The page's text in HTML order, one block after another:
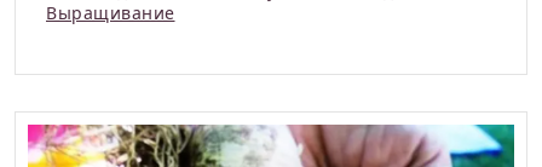
Выращивание